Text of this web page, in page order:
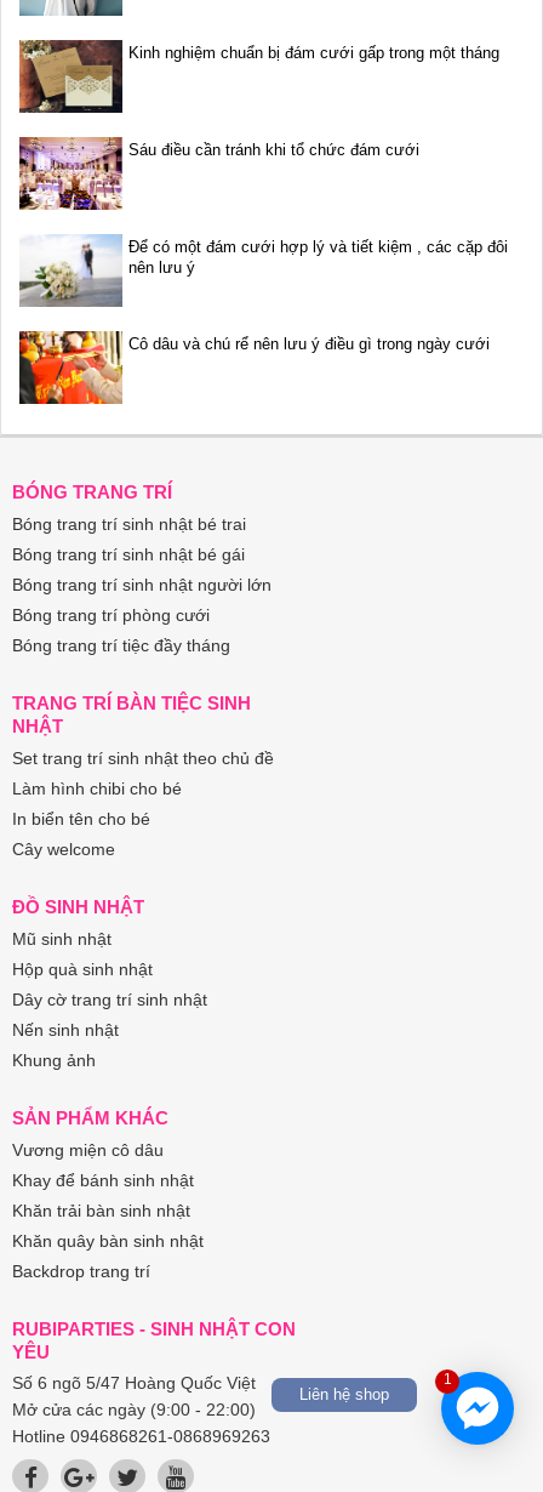
1
Liên hệ shop
Kinh nghiệm chuẩn bị đám cưới gấp trong một tháng
Sáu điều cần tránh khi tổ chức đám cưới
Để có một đám cưới hợp lý và tiết kiệm , các cặp đôi
nên lưu ý
Cô dâu và chú rể nên lưu ý điều gì trong ngày cưới
BÓNG TRANG TRÍ
Bóng trang trí sinh nhật bé trai
Bóng trang trí sinh nhật bé gái
Bóng trang trí sinh nhật người lớn
Bóng trang trí phòng cưới
Bóng trang trí tiệc đầy tháng
TRANG TRÍ BÀN TIỆC SINH
NHẬT
Set trang trí sinh nhật theo chủ đề
Làm hình chibi cho bé
In biển tên cho bé
Cây welcome
ĐỒ SINH NHẬT
Mũ sinh nhật
Hộp quà sinh nhật
Dây cờ trang trí sinh nhật
Nến sinh nhật
Khung ảnh
SẢN PHẨM KHÁC
Vương miện cô dâu
Khay để bánh sinh nhật
Khăn trải bàn sinh nhật
Khăn quây bàn sinh nhật
Backdrop trang trí
RUBIPARTIES - SINH NHẬT CON
YÊU
Số 6 ngõ 5/47 Hoàng Quốc Việt
Mở cửa các ngày (9:00 - 22:00)
Hotline 0946868261-0868969263